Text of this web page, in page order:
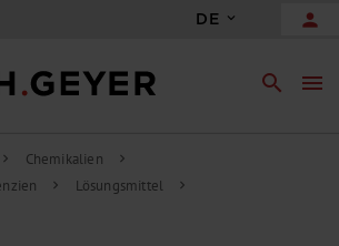
DE person
search menu
chevron_right Chemikalien chevron_right
chevron_right Lösungsmittel chevron_right